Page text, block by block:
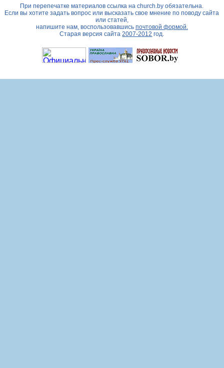
При перепечатке материалов ссылка наchurch.by обязательна.
Если вы хотите задать вопрос или высказать свое мнение по поводу сайта
или статей,
напишите нам, воспользовавшись почтовой формой.
Старая версия сайта2007-2012 год.